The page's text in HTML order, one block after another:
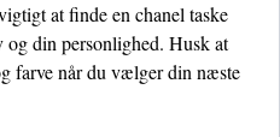
at finde en chanel taske
og din personlighed. Husk at
farve når du vælger din næste